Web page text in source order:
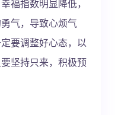
福指数明显降低，
气，导致心烦气
要调整好心态，以
坚持只来，积极预